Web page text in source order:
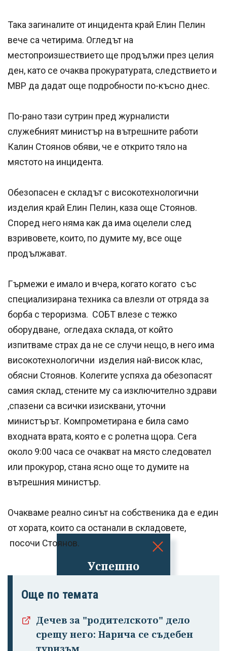
Успешно
излязохте от
профила си!
Така загиналите от инцидента край Елин Пелин
вече са четирима. Огледът на
местопроизшествието ще продължи през целия
ден, като се очаква прокуратурата, следствието и
МВР да дадат още подробности по-късно днес.
По-рано тази сутрин пред журналисти
служебният министър на вътрешните работи
Калин Стоянов обяви, че е открито тяло на
мястото на инцидента.
Обезопасен е складът с високотехнологични
изделия край Елин Пелин, каза още Стоянов.
Според него няма как да има оцелели след
взривовете, които, по думите му, все още
продължават.
Гърмежи е имало и вчера, когато когато със
специализирана техника са влезли от отряда за
борба с тероризма. СОБТ влезе с тежко
оборудване, огледаха склада, от който
изпитваме страх да не се случи нещо, в него има
високотехнологични изделия най-висок клас,
обясни Стоянов. Колегите успяха да обезопасят
самия склад, стените му са изключително здрави
,спазени са всички изисквани, уточни
министърът. Компрометирана е била само
входната врата, която е с ролетна щора. Сега
около 9:00 часа се очакват на място следовател
или прокурор, стана ясно още то думите на
вътрешния министър.
Очакваме реално синът на собственика да е един
от хората, които са останали в складовете,
посочи Стоянов.
Още по темата
Дечев за "родителското" дело
срещу него: Нарича се съдебен